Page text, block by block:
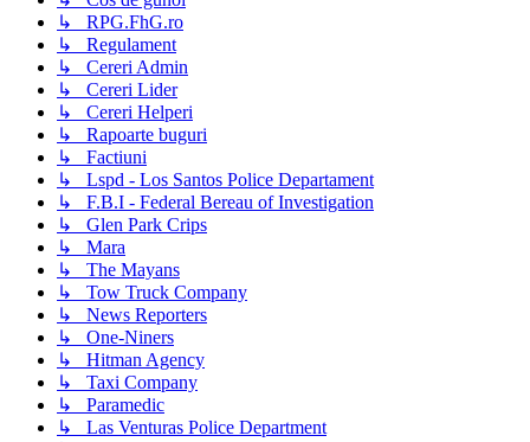
↳ RPG.FhG.ro
↳ Regulament
↳ Cereri Admin
↳ Cereri Lider
↳ Cereri Helperi
↳ Rapoarte buguri
↳ Factiuni
↳ Lspd - Los Santos Police Departament
↳ F.B.I - Federal Bereau of Investigation
↳ Glen Park Crips
↳ Mara
↳ The Mayans
↳ Tow Truck Company
↳ News Reporters
↳ One-Niners
↳ Hitman Agency
↳ Taxi Company
↳ Paramedic
↳ Las Venturas Police Department